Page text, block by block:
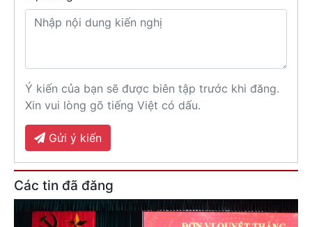
Ý kiến của bạn sẽ được biên tập trước khi đăng.
Xin vui lòng gõ tiếng Việt có dấu.
Gửi ý kiến
Các tin đã đăng